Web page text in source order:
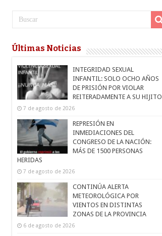
Últimas Noticias
INTEGRIDAD SEXUAL
INFANTIL: SOLO OCHO AÑOS
DE PRISIÓN POR VIOLAR
REITERADAMENTE A SU HIJITO
7 de agosto de 2026
REPRESIÓN EN
INMEDIACIONES DEL
CONGRESO DE LA NACIÓN:
MÁS DE 1500 PERSONAS
HERIDAS
7 de agosto de 2026
CONTINÚA ALERTA
METEOROLÓGICA POR
VIENTOS EN DISTINTAS
ZONAS DE LA PROVINCIA
6 de agosto de 2026